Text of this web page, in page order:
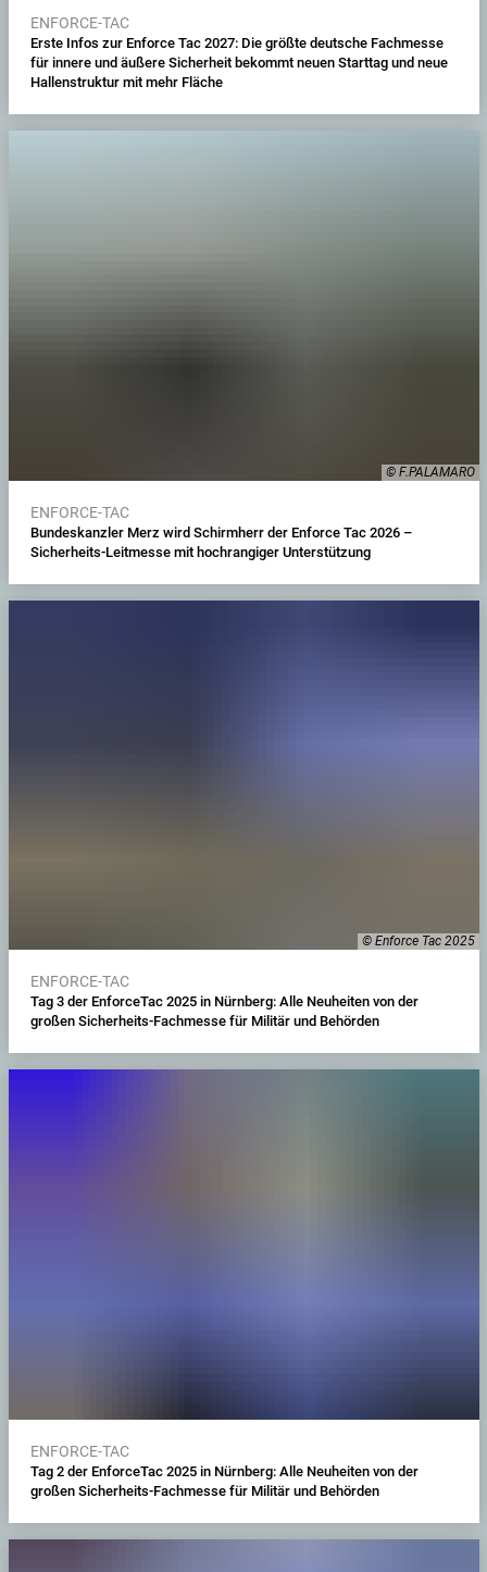
ENFORCE-TAC
Erste Infos zur Enforce Tac 2027: Die größte deutsche Fachmesse
für innere und äußere Sicherheit bekommt neuen Starttag und neue
Hallenstruktur mit mehr Fläche
© F.PALAMARO
ENFORCE-TAC
Bundeskanzler Merz wird Schirmherr der Enforce Tac 2026 –
Sicherheits-Leitmesse mit hochrangiger Unterstützung
© Enforce Tac 2025
ENFORCE-TAC
Tag 3 der EnforceTac 2025 in Nürnberg: Alle Neuheiten von der
großen Sicherheits-Fachmesse für Militär und Behörden
ENFORCE-TAC
Tag 2 der EnforceTac 2025 in Nürnberg: Alle Neuheiten von der
großen Sicherheits-Fachmesse für Militär und Behörden